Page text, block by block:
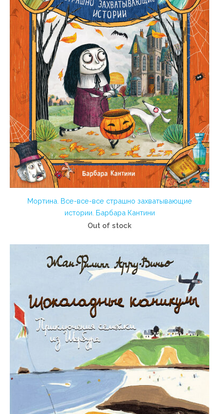
Мортина. Все-все-все страшно захватывающие
истории. Барбара Кантини
Out of stock